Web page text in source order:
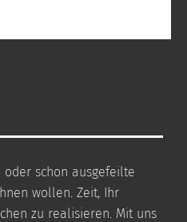
schon ausgefeilte
wollen. Zeit, Ihr
zu realisieren. Mit uns